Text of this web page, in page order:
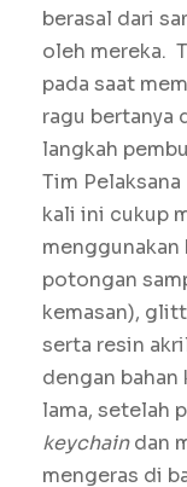
berasal dari
oleh mereka.
pada saat
ragu bertanya
langkah
Tim Pelaksana
kali ini cukup
potongan
kemasan),
serta resin
dengan bahan
lama, setelah
keychaindan
mengeras di